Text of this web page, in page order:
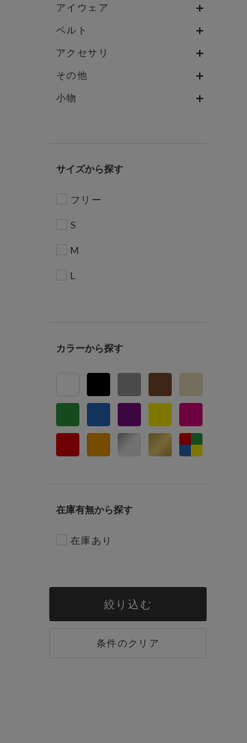
アイウェア
ベルト
アクセサリ
その他
小物
サイズ
フリー
S
M
L
カラー
在庫有無
在庫あり
絞り込む
条件のクリア